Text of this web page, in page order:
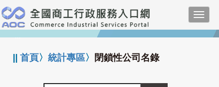
跳
到
主
要
:::
||首頁〉統計專區〉 閉鎖性公司名錄